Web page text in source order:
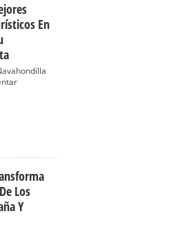
En
Los
Y